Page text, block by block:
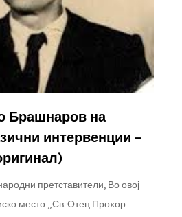
Брашнаров на
интервенции –
претставители, Во овој
место „Св. Отец Прохор